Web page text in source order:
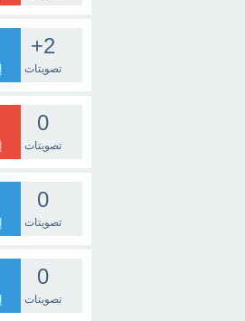
+2
تصويتات
0
تصويتات
0
تصويتات
0
تصويتات